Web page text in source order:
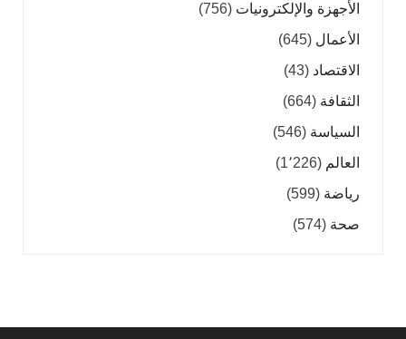
الأجهزة والإلكترونيات (756)
الأعمال (645)
الاقتصاد (43)
الثقافة (664)
السياسة (546)
العالم (1٬226)
رياضة (599)
صحة (574)